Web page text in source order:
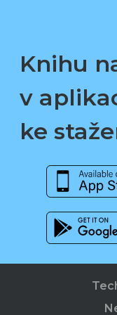
Knihu
v
ke